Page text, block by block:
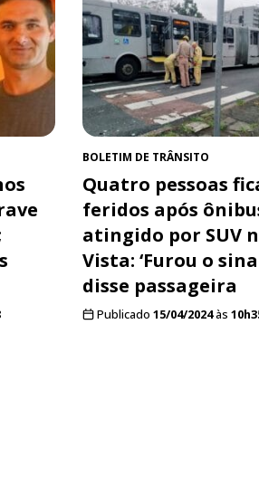
BOLETIM DE TRÂNSITO
Quatro pessoas
feridos após
atingido por SUV
Vista: ‘Furou o
disse passageira
Publicado 15/04/2024às